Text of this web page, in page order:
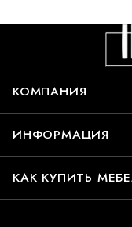
КОМПАНИЯ
ИНФОРМАЦИЯ
КАК КУПИТЬ